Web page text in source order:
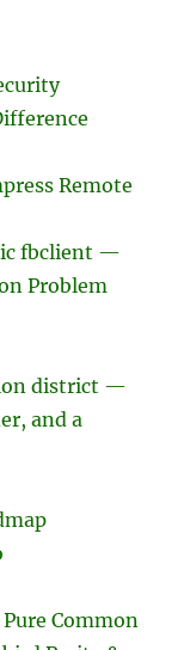
Remote
fbclient —
Problem
district —
and a
Common